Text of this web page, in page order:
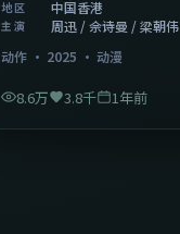
地区 中国香港
主演
周迅 / 佘诗曼 / 梁朝伟
动作 · 2025 ·动漫
8.6万 3.8千 1年前